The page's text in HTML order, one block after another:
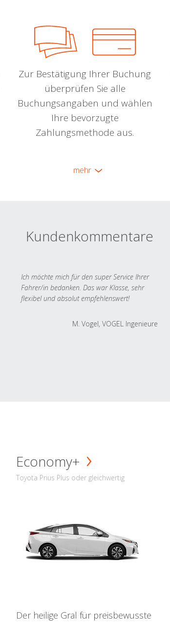
Zur Bestätigung Ihrer Buchung
überprüfen Sie alle
Buchungsangaben und wählen
Ihre bevorzugte
Zahlungsmethode aus.
mehr
Kundenkommentare
Ich möchte mich für den super Service Ihrer
Fahrer/in bedanken. Das war Klasse, sehr
flexibel und absolut empfehlenswert!
M. Vogel, VOGEL Ingenieure
Economy+
Toyota Prius Plus oder gleichwertig
Der heilige Gral für preisbewusste